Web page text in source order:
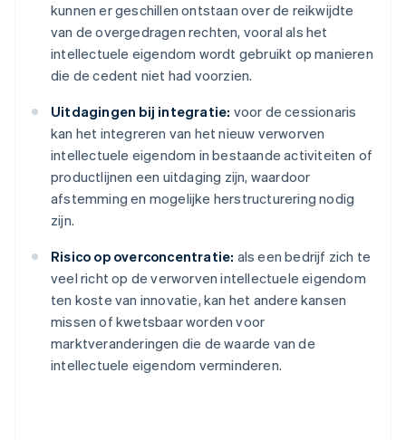
kunnen er geschillen ontstaan over de reikwijdte
van de overgedragen rechten, vooral als het
intellectuele eigendom wordt gebruikt op manieren
die de cedent niet had voorzien.
Uitdagingen bij integratie: voor de cessionaris
kan het integreren van het nieuw verworven
intellectuele eigendom in bestaande activiteiten of
productlijnen een uitdaging zijn, waardoor
afstemming en mogelijke herstructurering nodig
zijn.
Risico op overconcentratie: als een bedrijf zich te
veel richt op de verworven intellectuele eigendom
ten koste van innovatie, kan het andere kansen
missen of kwetsbaar worden voor
marktveranderingen die de waarde van de
intellectuele eigendom verminderen.